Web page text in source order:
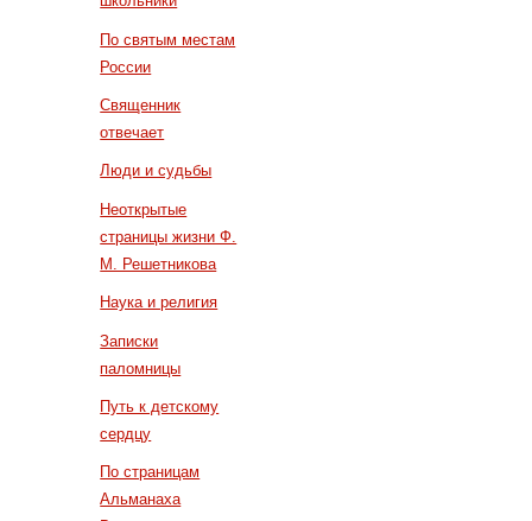
По святым местам
России
Священник
отвечает
Люди и судьбы
Неоткрытые
страницы жизни Ф.
М. Решетникова
Наука и религия
Записки
паломницы
Путь к детскому
сердцу
По страницам
Альманаха